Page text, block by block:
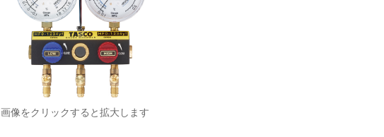
画像をクリックすると拡大します